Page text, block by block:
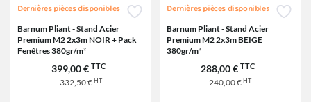
Dernières pièces disponibles
Barnum Pliant - Stand Acier
Premium M2 2x3m NOIR + Pack
Fenêtres 380gr/m²
399,00 € TTC
332,50 €HT
Dernières pièces disponibles
Barnum Pliant - Stand Acier
Premium M2 2x3m BEIGE
380gr/m²
288,00 € TTC
240,00 €HT